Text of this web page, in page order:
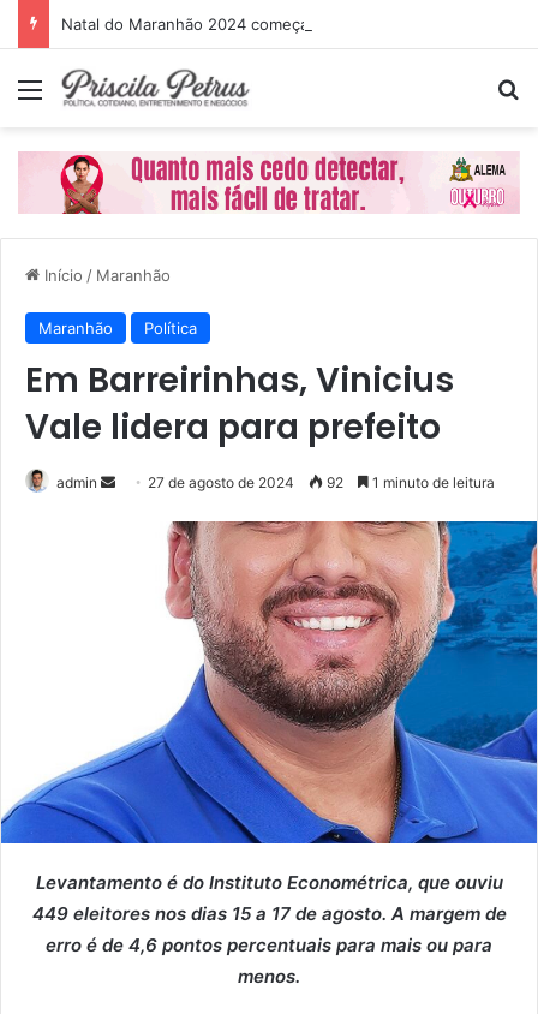
Natal do Maranhão 2024 começa dia 1º de dezembro
Menu
Início / Maranhão
Maranhão Política
Em Barreirinhas, Vinicius
Vale lidera para prefeito
admin
m
a
i
l
27 de agosto de 2024 92 1 minuto de leitura
Levantamento é do Instituto Econométrica, que ouviu
449 eleitores nos dias 15 a 17 de agosto. A margem de
erro é de 4,6 pontos percentuais para mais ou para
menos.